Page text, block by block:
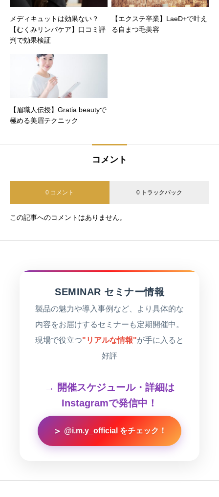
メディキュットは効果ない？
【むくみリンパケア】口コミ評
判で効果検証
【エクステ卒業】LaeD+で叶え
る自まつ毛美容
【眉職人伝授】Gratia beautyで
極める美眉テクニック
コメント
0 コメント 0 トラックバック
この記事へのコメントはありません。
SEMINAR セミナー情報
製品の魅力や導入事例など、より具体的な
内容をお届けするセミナーも定期開催中。
現場で役立つ"リアルな情報"が手に入ると
好評
→ 開催スケジュール・詳細は
Instagramで発信中！
＞ @i.m.y_official をチェック！